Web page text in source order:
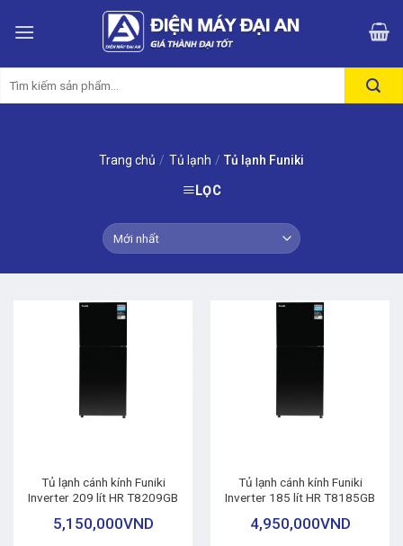
kiếm:
Trang chủ / Tủ lạnh / Tủ lạnh Funiki
LỌC
Tủ lạnh cánh kính Funiki
Inverter 209 lít HR T8209GB
5,150,000VND
Tủ lạnh cánh kính Funiki
Inverter 185 lít HR T8185GB
4,950,000VND